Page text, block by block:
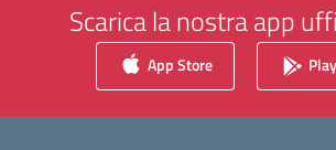
Scarica la nostra app
App Store